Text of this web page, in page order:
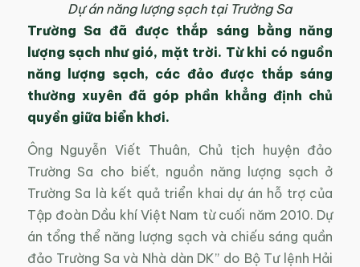
Dự án năng lượng sạch tại Trường Sa
Trường Sa đã được thắp sáng bằng năng
lượng sạch như gió, mặt trời. Từ khi có nguồn
năng lượng sạch, các đảo được thắp sáng
thường xuyên đã góp phần khẳng định chủ
quyền giữa biển khơi.
Ông Nguyễn Viết Thuân, Chủ tịch huyện đảo
Trường Sa cho biết, nguồn năng lượng sạch ở
Trường Sa là kết quả triển khai dự án hỗ trợ của
Tập đoàn Dầu khí Việt Nam từ cuối năm 2010. Dự
án tổng thể năng lượng sạch và chiếu sáng quần
đảo Trường Sa và Nhà dàn DK” do Bộ Tư lệnh Hải